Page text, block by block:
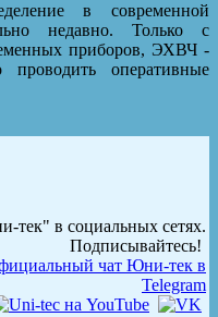
в современной
недавно. Только с
приборов, ЭХВЧ -
проводить оперативные
тек" в социальных сетях.
Подписывайтесь!